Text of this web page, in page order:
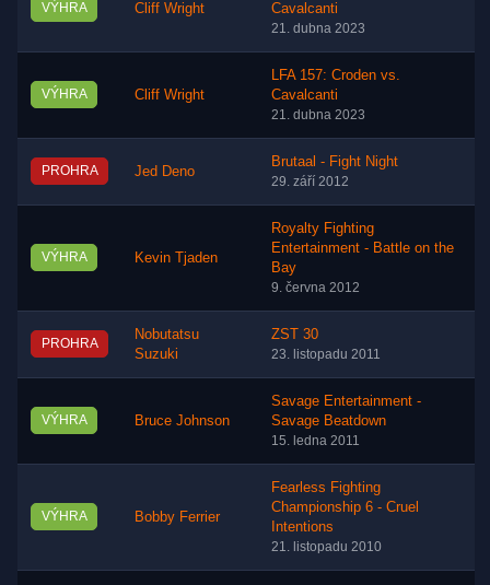
VÝHRA Cliff Wright
Cavalcanti
21. dubna 2023
VÝHRA Cliff Wright
LFA 157: Croden vs.
Cavalcanti
21. dubna 2023
PROHRA Jed Deno
Brutaal - Fight Night
29. září 2012
VÝHRA Kevin Tjaden
Royalty Fighting
Entertainment - Battle on the
Bay
9. června 2012
PROHRA
Nobutatsu
Suzuki
ZST 30
23. listopadu 2011
VÝHRA Bruce Johnson
Savage Entertainment -
Savage Beatdown
15. ledna 2011
VÝHRA Bobby Ferrier
Fearless Fighting
Championship 6 - Cruel
Intentions
21. listopadu 2010